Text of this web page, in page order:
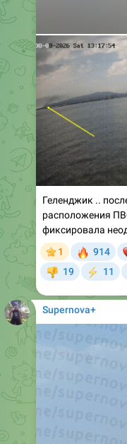
Геленджик ..
расположения
фиксировала
1
914
19 11
Supernova+